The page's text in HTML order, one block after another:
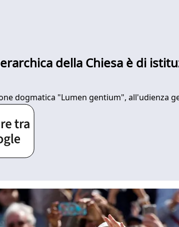
della Chiesa è di
dogmatica "Lumen gentium", all'udienza